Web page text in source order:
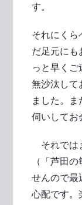
す。
それにくら
だ足元に
っと早く
無沙汰して
ました。
伺いしてお
それでは
（「芦田
せんので最
心配です。